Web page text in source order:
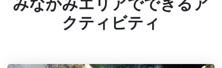
クティビティ